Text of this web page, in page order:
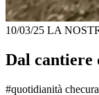
10/03/25 LA
Dal cantiere
#quotidianità